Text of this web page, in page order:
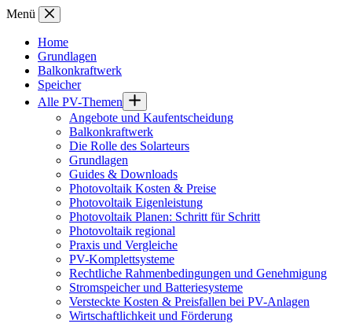
Zum
springen
Menü
Home
Grundlagen
Balkonkraftwerk
Speicher
Alle PV-Themen
Angebote und Kaufentscheidung
Balkonkraftwerk
Die Rolle des Solarteurs
Grundlagen
Guides & Downloads
Photovoltaik Kosten & Preise
Photovoltaik Eigenleistung
Photovoltaik Planen: Schritt für Schritt
Photovoltaik regional
Praxis und Vergleiche
PV-Komplettsysteme
Rechtliche Rahmenbedingungen und Genehmigung
Stromspeicher und Batteriesysteme
Versteckte Kosten & Preisfallen bei PV-Anlagen
Wirtschaftlichkeit und Förderung